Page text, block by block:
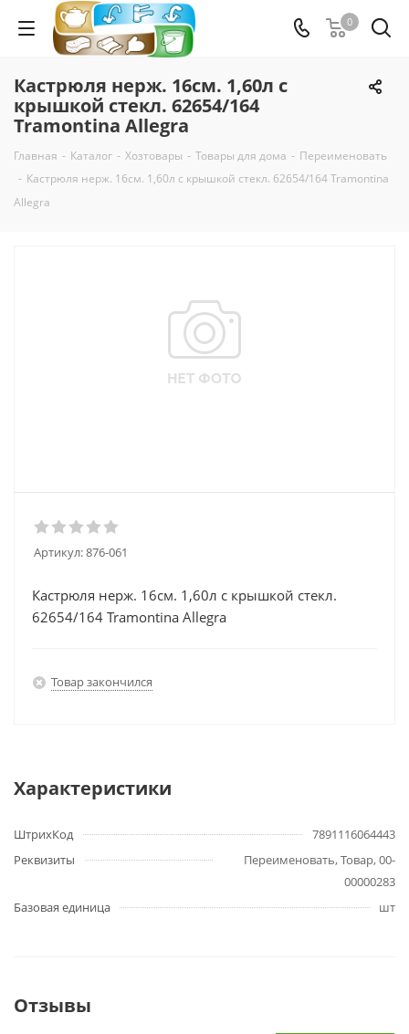
0
Кастрюля нерж. 16см. 1,60л с
крышкой стекл. 62654/164
Tramontina Allegra
Главная - Каталог - Хозтовары - Товары для дома - Переименовать
- Кастрюля нерж. 16см. 1,60л с крышкой стекл. 62654/164 Tramontina
Allegra
Артикул:876-061
Кастрюля нерж. 16см. 1,60л с крышкой стекл.
62654/164 Tramontina Allegra
Товар закончился
Характеристики
ШтрихКод
7891116064443
Реквизиты
Переименовать, Товар, 00-
00000283
Базовая единица
шт
Отзывы